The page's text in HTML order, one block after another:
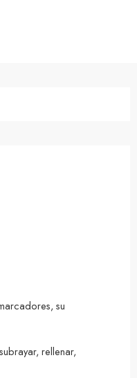
su
rellenar,